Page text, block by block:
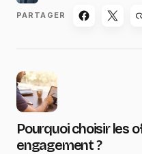
PARTAGER
Pourquoi choisir les
engagement ?